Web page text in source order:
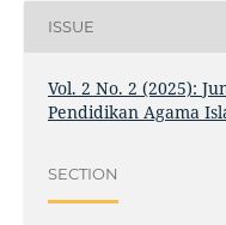
ISSUE
Vol. 2 No. 2 (2025):
Pendidikan Agama
SECTION